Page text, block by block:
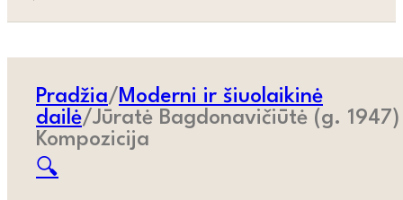
Pradžia/ Moderni ir šiuolaikinė
dailė/Jūratė Bagdonavičiūtė (g. 1947)
Kompozicija
🔍